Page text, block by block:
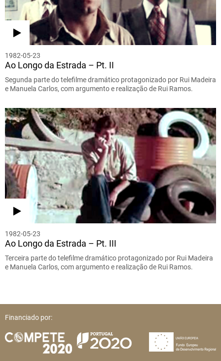
1982-05-23
Ao Longo da Estrada – Pt. II
Segunda parte do telefilme dramático protagonizado por Rui Madeira
e Manuela Carlos, com argumento e realização de Rui Ramos.
1982-05-23
Ao Longo da Estrada – Pt. III
Terceira parte do telefilme dramático protagonizado por Rui Madeira
e Manuela Carlos, com argumento e realização de Rui Ramos.
Financiado por: